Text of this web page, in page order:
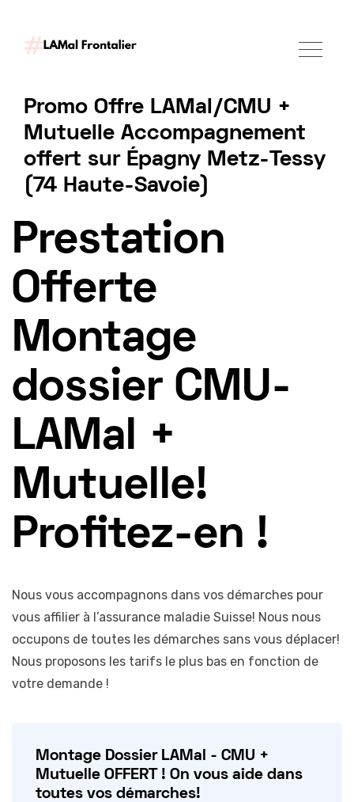
Promo Offre LAMal/CMU +
Mutuelle Accompagnement
offert sur Épagny Metz-Tessy
(74 Haute-Savoie)
Demander un accompagnement
Prestation
Offerte
Montage
dossier CMU-
LAMal +
Mutuelle!
Profitez-en !
Nous vous accompagnons dans vos démarches pour
vous affilier à l’assurance maladie Suisse! Nous nous
occupons de toutes les démarches sans vous déplacer!
Nous proposons les tarifs le plus bas en fonction de
votre demande !
Montage Dossier LAMal - CMU +
Mutuelle OFFERT ! On vous aide dans
toutes vos démarches!